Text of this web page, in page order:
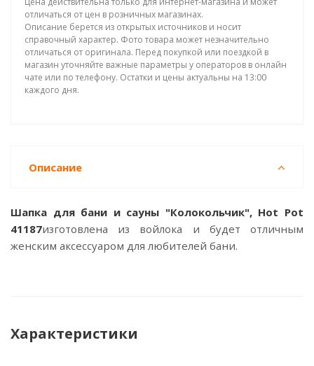
отличаться от цен в розничных магазинах.
Описание берется из открытых источников и носит
справочный характер. Фото товара может незначительно
отличаться от оригинала. Перед покупкой или поездкой в
магазин уточняйте важные параметры у операторов в онлайн
чате или по телефону. Остатки и цены актуальны на 13:00
каждого дня.
Описание
Шапка для бани и сауны "Колокольчик", Hot Pot
41187изготовлена из войлока и будет отличным
женским аксессуаром для любителей бани.
Характеристики